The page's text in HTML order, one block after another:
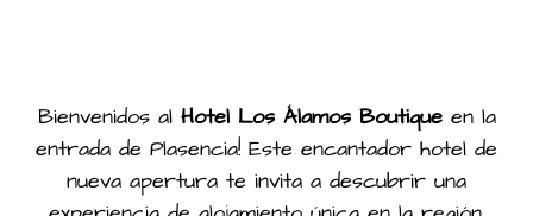
Bienvenidos al Hotel Los Álamos Boutiqueen la
entrada de Plasencia! Este encantador hotel de
nueva apertura te invita a descubrir una